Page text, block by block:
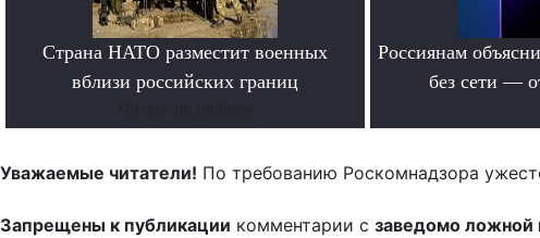
Страна НАТО разместит военных
вблизи российских границ
Россиянам
без сети —
Уважаемые читатели! По требованию Роскомнадзора
Запрещены к публикации комментарии с заведомо